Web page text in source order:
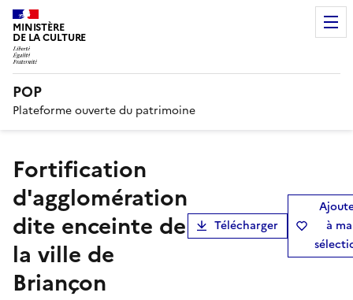
MINISTÈRE
DE LA CULTURE
POP
Plateforme ouverte du patrimoine
fortification
d'agglomération
dite enceinte de
la ville de
Briançon
Télécharger
à ma